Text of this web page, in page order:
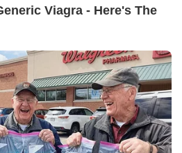
Digital
E-Commerce
Fintech
Startup
Gadget
Ekonopedia
Sejarah
Ekonomi
Profil
Istilah